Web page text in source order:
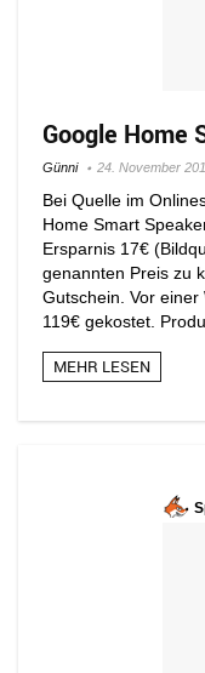
Google Home
Günni 24. November
Bei Quelle im
Home Smart
Ersparnis 17€
genannten Preis zu
Gutschein. Vor
119€ gekostet.
MEHR LESEN